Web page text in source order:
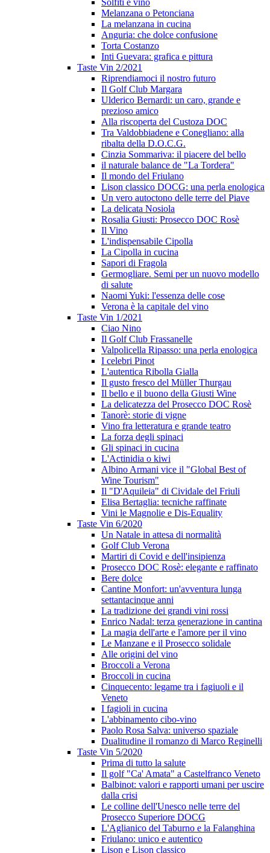
Solfiti e vino
Melanzana o Petonciana
La melanzana in cucina
Anguria: che dolce confusione
Torta Costanzo
Inti Guevara: grafica e pittura
Taste Vin 2/2021
Riprendiamoci il nostro futuro
Il Golf Club Margara
Ulderico Bernardi: un caro, grande e
prezioso amico
Alla riscoperta del Custoza DOC
Tra Valdobbiadene e Conegliano: alla
ribalta della D.O.C.G.
Cinzia Sommariva: il piacere del bello
il naturale balance de "La Tordera"
Il mondo del Friulano
Lison classico DOCG: una perla enologica
Un vero autoctono delle terre del Piave
La delicata Nosiola
Rosalia Giusti: Prosecco DOC Rosè
Il Vino
L'indispensabile Cipolla
La Cipolla in cucina
Sapori di Fragola
Germogliare. Semi per un nuovo modello
di salute
Naomi Yuki: l'essenza delle cose
Verona è la capitale del vino
Taste Vin 1/2021
Ciao Nino
Il Golf Club Frassanelle
Valpolicella Ripasso: una perla enologica
I celebri Pinot
L'autentica Ribolla Gialla
Il gusto fresco del Müller Thurgau
Il bello e il buono della Giusti Wine
La delicatezza del Prosecco DOC Rosè
Tanorè: storie di vigne
Vino fra letteratura e grande teatro
La forza degli spinaci
Gli spinaci in cucina
L'Actinidia o kiwi
Albino Armani vice il "Global Best of
Wine Tourism"
Il "D'Aquileia" di Cividale del Friuli
Elisa Bertaglia: tecniche raffinate
Vini le Magnolie e Dis-Equality
Taste Vin 6/2020
Un Natale in attesa di normalità
Golf Club Verona
Martiri di Covid e dell'insipienza
Prosecco DOC Rosè: elegante e raffinato
Bere dolce
Cantine Monfort: un'avventura lunga
settantacinque anni
La tradizione dei grandi vini rossi
Enrico Nadal: terza generazione in cantina
La magia dell'arte e l'amore per il vino
Le Manzane e il Prosecco solidale
Alle origini del vino
Broccoli a Verona
Broccoli in cucina
Cinquecento: legame tra i fagiuoli e il
Veneto
I fagioli in cucina
L'abbinamento cibo-vino
Paolo Rosa Salva: universo spaziale
Dualitudine il romanzo di Marco Reginelli
Taste Vin 5/2020
Prima di tutto la salute
Il golf "Ca' Amata" a Castelfranco Veneto
Balbinot: valori e rapporti umani per uscire
dalla crisi
Le colline dell'Unesco nelle terre del
Prosecco Superiore DOCG
L'Aglianico del Taburno e la Falanghina
Friulano: unico e autentico
Lison e Lison classico